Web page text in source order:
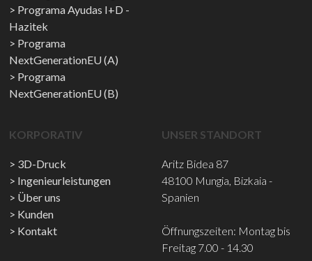
Programa Ayudas I+D -
Hazitek
Programa
NextGenerationEU (A)
Programa
NextGenerationEU (B)
KORPORATIV
3D-Druck
Ingenieurleistungen
Über uns
Kunden
Kontakt
UNSER STANDORT
Aritz Bidea 87
48100 Mungia, Bizkaia -
Spanien
Öffnungszeiten: Montag bis
Freitag 7.00 - 14.30